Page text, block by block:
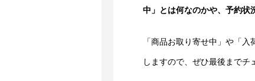
中」とは何なのかや、予約状
「商品お取り寄せ中」や「
しますので、ぜひ最後までチ